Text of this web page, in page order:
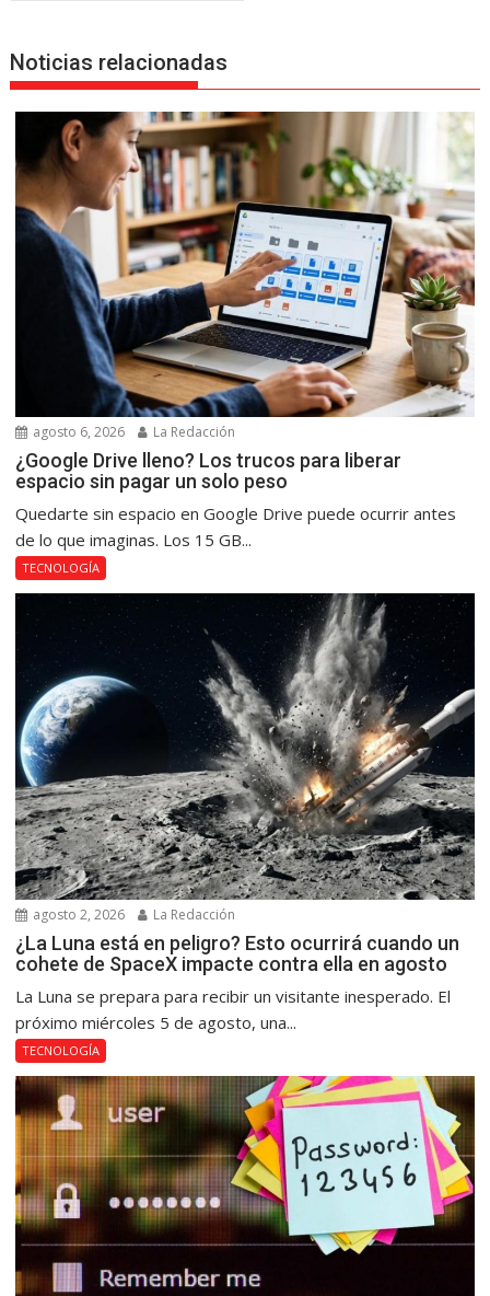
Noticias relacionadas
agosto 6, 2026 La Redacción
¿Google Drive lleno? Los trucos para liberar
espacio sin pagar un solo peso
Quedarte sin espacio en Google Drive puede ocurrir antes
de lo que imaginas. Los 15 GB...
TECNOLOGÍA
agosto 2, 2026 La Redacción
¿La Luna está en peligro? Esto ocurrirá cuando un
cohete de SpaceX impacte contra ella en agosto
La Luna se prepara para recibir un visitante inesperado. El
próximo miércoles 5 de agosto, una...
TECNOLOGÍA